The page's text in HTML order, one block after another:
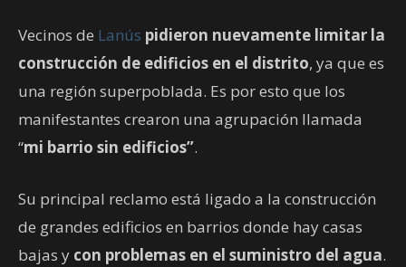
Vecinos de Lanús pidieron nuevamente limitar la
construcción de edificios en el distrito, ya que es
una región superpoblada. Es por esto que los
manifestantes crearon una agrupación llamada
“mi barrio sin edificios”.
Su principal reclamo está ligado a la construcción
de grandes edificios en barrios donde hay casas
bajas y con problemas en el suministro del agua.